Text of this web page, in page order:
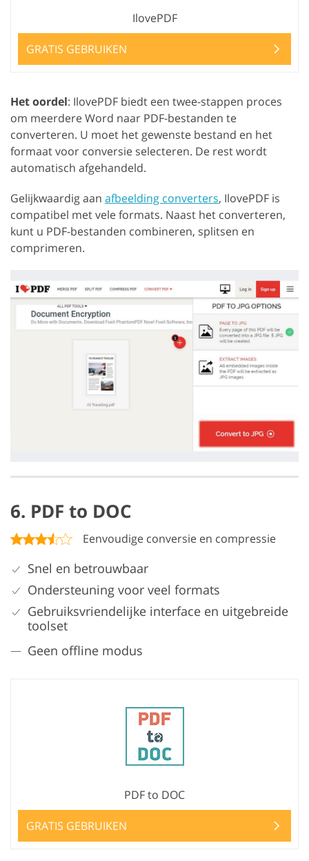
IlovePDF
GRATIS GEBRUIKEN
Het oordel: IlovePDF biedt een twee-stappen proces
om meerdere Word naar PDF-bestanden te
converteren. U moet het gewenste bestand en het
formaat voor conversie selecteren. De rest wordt
automatisch afgehandeld.
Gelijkwaardig aan afbeelding converters, IlovePDF is
compatibel met vele formats. Naast het converteren,
kunt u PDF-bestanden combineren, splitsen en
comprimeren.
6. PDF to DOC
Eenvoudige conversie en compressie
Snel en betrouwbaar
Ondersteuning voor veel formats
Gebruiksvriendelijke interface en uitgebreide
toolset
Geen offline modus
PDF to DOC
GRATIS GEBRUIKEN